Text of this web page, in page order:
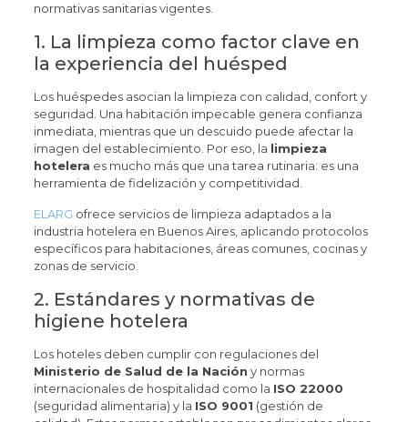
normativas sanitarias vigentes.
1. La limpieza como factor clave en
la experiencia del huésped
Los huéspedes asocian la limpieza con calidad, confort y
seguridad. Una habitación impecable genera confianza
inmediata, mientras que un descuido puede afectar la
imagen del establecimiento. Por eso, la limpieza
hotelera es mucho más que una tarea rutinaria: es una
herramienta de fidelización y competitividad.
ELARG ofrece servicios de limpieza adaptados a la
industria hotelera en Buenos Aires, aplicando protocolos
específicos para habitaciones, áreas comunes, cocinas y
zonas de servicio.
2. Estándares y normativas de
higiene hotelera
Los hoteles deben cumplir con regulaciones del
Ministerio de Salud de la Nación y normas
internacionales de hospitalidad como la ISO 22000
(seguridad alimentaria) y la ISO 9001 (gestión de